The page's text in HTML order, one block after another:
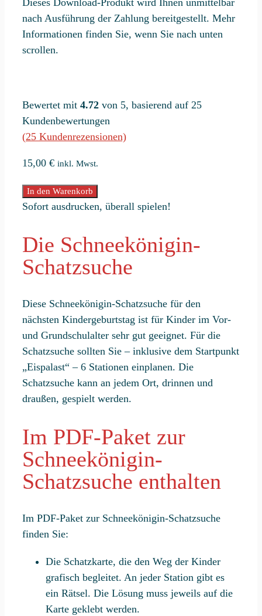
Dieses Download-Produkt wird Ihnen unmittelbar
nach Ausführung der Zahlung bereitgestellt. Mehr
Informationen finden Sie, wenn Sie nach unten
scrollen.
Bewertet mit 4.72 von 5, basierend auf 25
Kundenbewertungen
(25 Kundenrezensionen)
15,00 € inkl. Mwst.
Schneekönigin-
Schatzsuche
Schneeflockensuche"
Menge
In den Warenkorb
Sofort ausdrucken, überall spielen!
Die Schneekönigin-
Schatzsuche
Diese Schneekönigin-Schatzsuche für den
nächsten Kindergeburtstag ist für Kinder im Vor-
und Grundschulalter sehr gut geeignet. Für die
Schatzsuche sollten Sie – inklusive dem Startpunkt
„Eispalast“ – 6 Stationen einplanen. Die
Schatzsuche kann an jedem Ort, drinnen und
draußen, gespielt werden.
Im PDF-Paket zur
Schneekönigin-
Schatzsuche enthalten
Im PDF-Paket zur Schneekönigin-Schatzsuche
finden Sie:
Die Schatzkarte, die den Weg der Kinder
grafisch begleitet. An jeder Station gibt es
ein Rätsel. Die Lösung muss jeweils auf die
Karte geklebt werden.